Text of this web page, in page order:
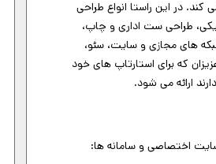
کند. در این راستا انواع طراحی
طراحی ست اداری و چاپ،
های مجازی و سایت، سئو،
که برای استارتاپ های خود
ارائه می شود.
اختصاصی و سامانه ها: